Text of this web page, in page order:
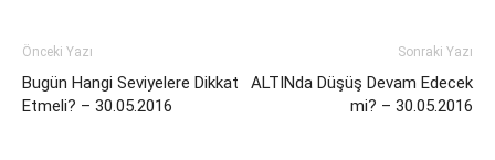
Önceki Yazı
Bugün Hangi Seviyelere Dikkat
Etmeli? – 30.05.2016
Sonraki Yazı
ALTINda Düşüş Devam Edecek
mi? – 30.05.2016